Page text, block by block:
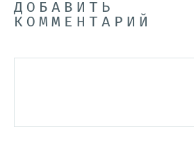
ДОБАВИТЬ
КОММЕНТАРИЙ